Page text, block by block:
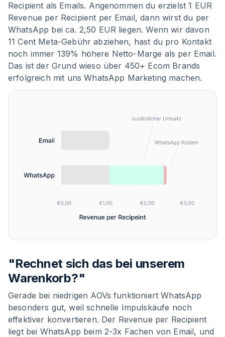
Recipient als Emails. Angenommen du erzielst 1 EUR
Revenue per Recipient per Email, dann wirst du per
WhatsApp bei ca. 2,50 EUR liegen. Wenn wir davon
11 Cent Meta-Gebühr abziehen, hast du pro Kontakt
noch immer 139% höhere Netto-Marge als per Email.
Das ist der Grund wieso über 450+ Ecom Brands
erfolgreich mit uns WhatsApp Marketing machen.
"Rechnet sich das bei unserem
Warenkorb?"
Gerade bei niedrigen AOVs funktioniert WhatsApp
besonders gut, weil schnelle Impulskäufe noch
effektiver konvertieren. Der Revenue per Recipient
liegt bei WhatsApp beim 2-3x Fachen von Email, und